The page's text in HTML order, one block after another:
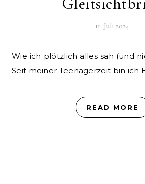
11. Juli 2024
Wie ich plötzlich alles sah (und nicht sehen wollte)
Seit meiner Teenagerzeit bin ich
READ MORE